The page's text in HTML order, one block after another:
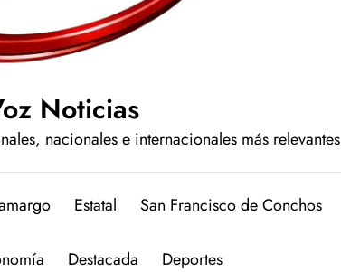
Noticias
nacionales e internacionales más relevantes
Estatal San Francisco de Conchos
Destacada Deportes